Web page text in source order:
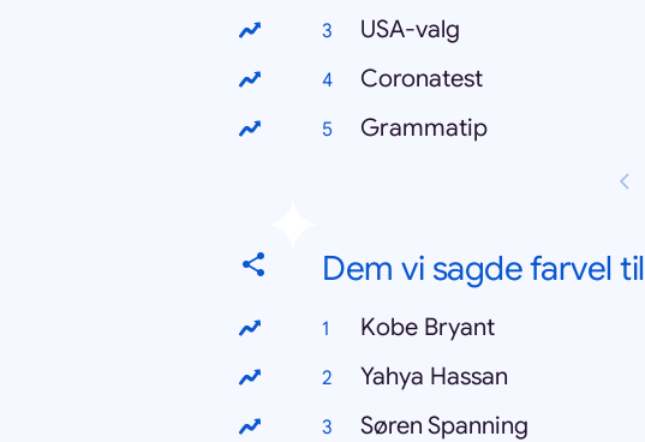
USA-valg
Coronatest
Grammatip
Dem vi sagde farvel til
Kobe Bryant
Yahya Hassan
Søren Spanning